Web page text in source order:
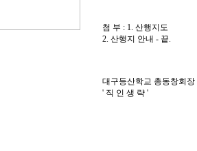
첨 부 : 1. 산행지도
2. 산행지 안내 - 끝.
대구등산학교 총동창회장
' 직 인 생 략 '